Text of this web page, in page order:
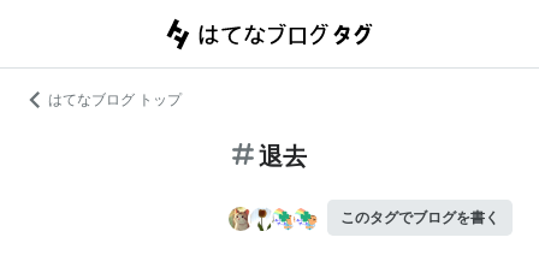
はてなブログ トップ
退去
このタグでブログを書く